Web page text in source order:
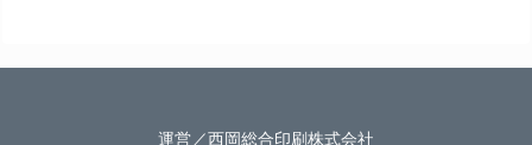
運営／西岡総合印刷株式会社